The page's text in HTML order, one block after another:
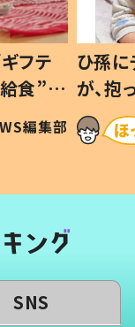
いじ
反応に
仕方な
編集部
SNS